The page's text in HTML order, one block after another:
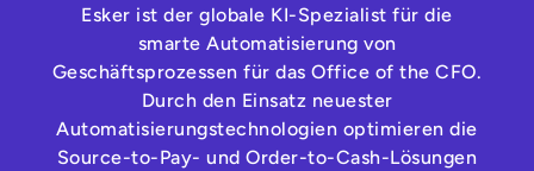
Esker ist der globale KI-Spezialist für die
smarte Automatisierung von
Geschäftsprozessen für das Office of the CFO.
Durch den Einsatz neuester
Automatisierungstechnologien optimieren die
Source-to-Pay- und Order-to-Cash-Lösungen